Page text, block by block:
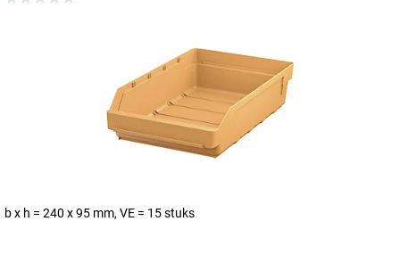
b x h = 240 x 95 mm, VE = 15 stuks